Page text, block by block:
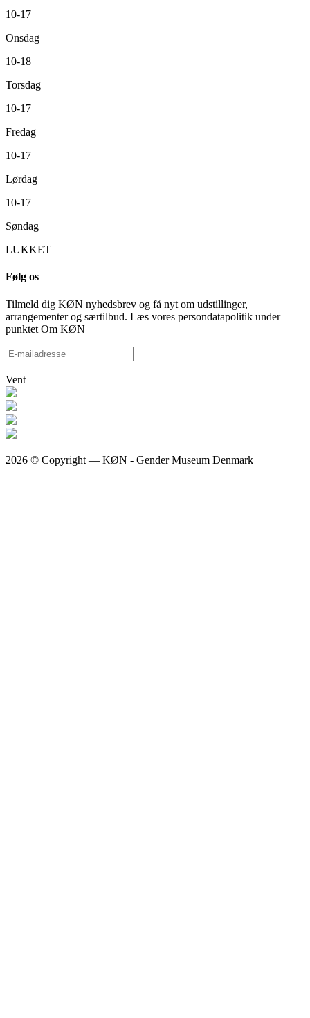
10-17
Onsdag
10-18
Torsdag
10-17
Fredag
10-17
Lørdag
10-17
Søndag
LUKKET
Følg os
Tilmeld dig KØN nyhedsbrev og få nyt om udstillinger,
arrangementer og særtilbud. Læs vores persondatapolitik under
punktet Om KØN
Vent
2026 © Copyright — KØN - Gender Museum Denmark